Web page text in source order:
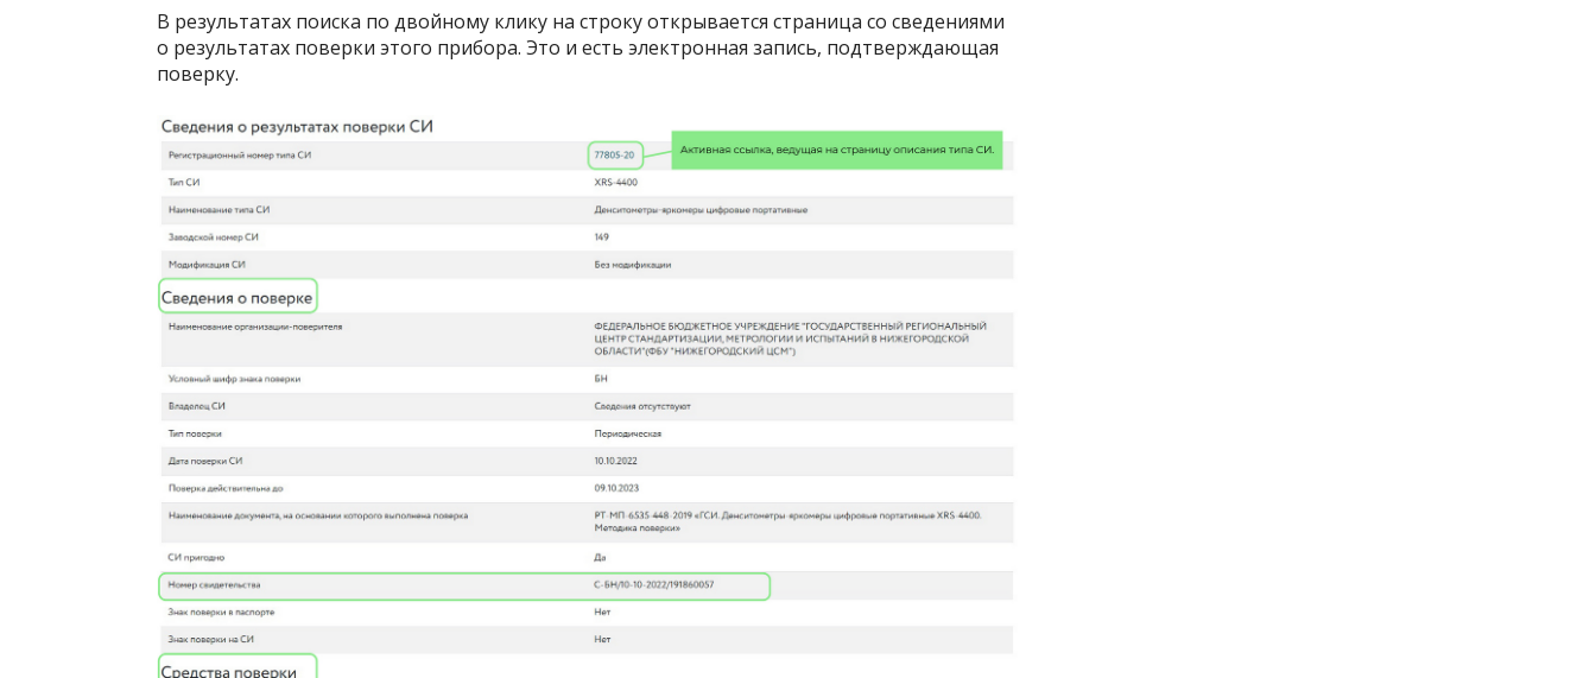
В результатах поиска по двойному клику на строку открывается страница со сведениями
о результатах поверки этого прибора. Это и есть электронная запись, подтверждающая
поверку.